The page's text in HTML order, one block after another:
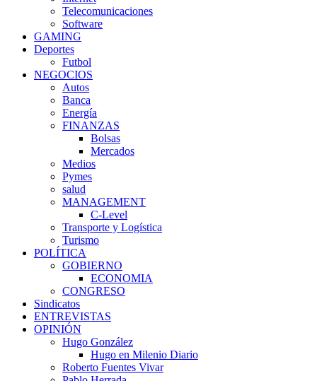
Telecomunicaciones
Software
GAMING
Deportes
Futbol
NEGOCIOS
Autos
Banca
Energía
FINANZAS
Bolsas
Mercados
Medios
Pymes
salud
MANAGEMENT
C-Level
Transporte y Logística
Turismo
POLÍTICA
GOBIERNO
ECONOMIA
CONGRESO
Sindicatos
ENTREVISTAS
OPINIÓN
Hugo González
Hugo en Milenio Diario
Roberto Fuentes Vivar